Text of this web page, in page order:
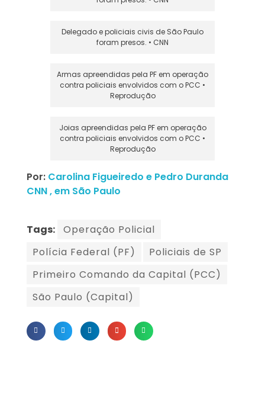
Delegado e policiais civis de São Paulo
foram presos. • CNN
Armas apreendidas pela PF em operação
contra policiais envolvidos com o PCC •
Reprodução
Joias apreendidas pela PF em operação
contra policiais envolvidos com o PCC •
Reprodução
Por: Carolina Figueiredo e Pedro Duranda
CNN , em São Paulo
Tags:
Operação Policial
Polícia Federal (PF)
Policiais de SP
Primeiro Comando da Capital (PCC)
São Paulo (Capital)